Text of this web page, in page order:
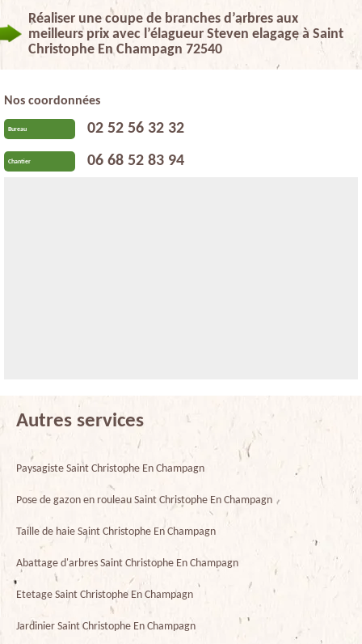
Réaliser une coupe de branches d’arbres aux
meilleurs prix avec l’élagueur Steven elagage à Saint
Christophe En Champagn 72540
Nos coordonnées
Bureau 02 52 56 32 32
Chantier 06 68 52 83 94
Autres services
Paysagiste Saint Christophe En Champagn
Pose de gazon en rouleau Saint Christophe En Champagn
Taille de haie Saint Christophe En Champagn
Abattage d'arbres Saint Christophe En Champagn
Etetage Saint Christophe En Champagn
Jardinier Saint Christophe En Champagn